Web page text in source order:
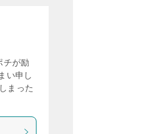
チが励
い申し
まった